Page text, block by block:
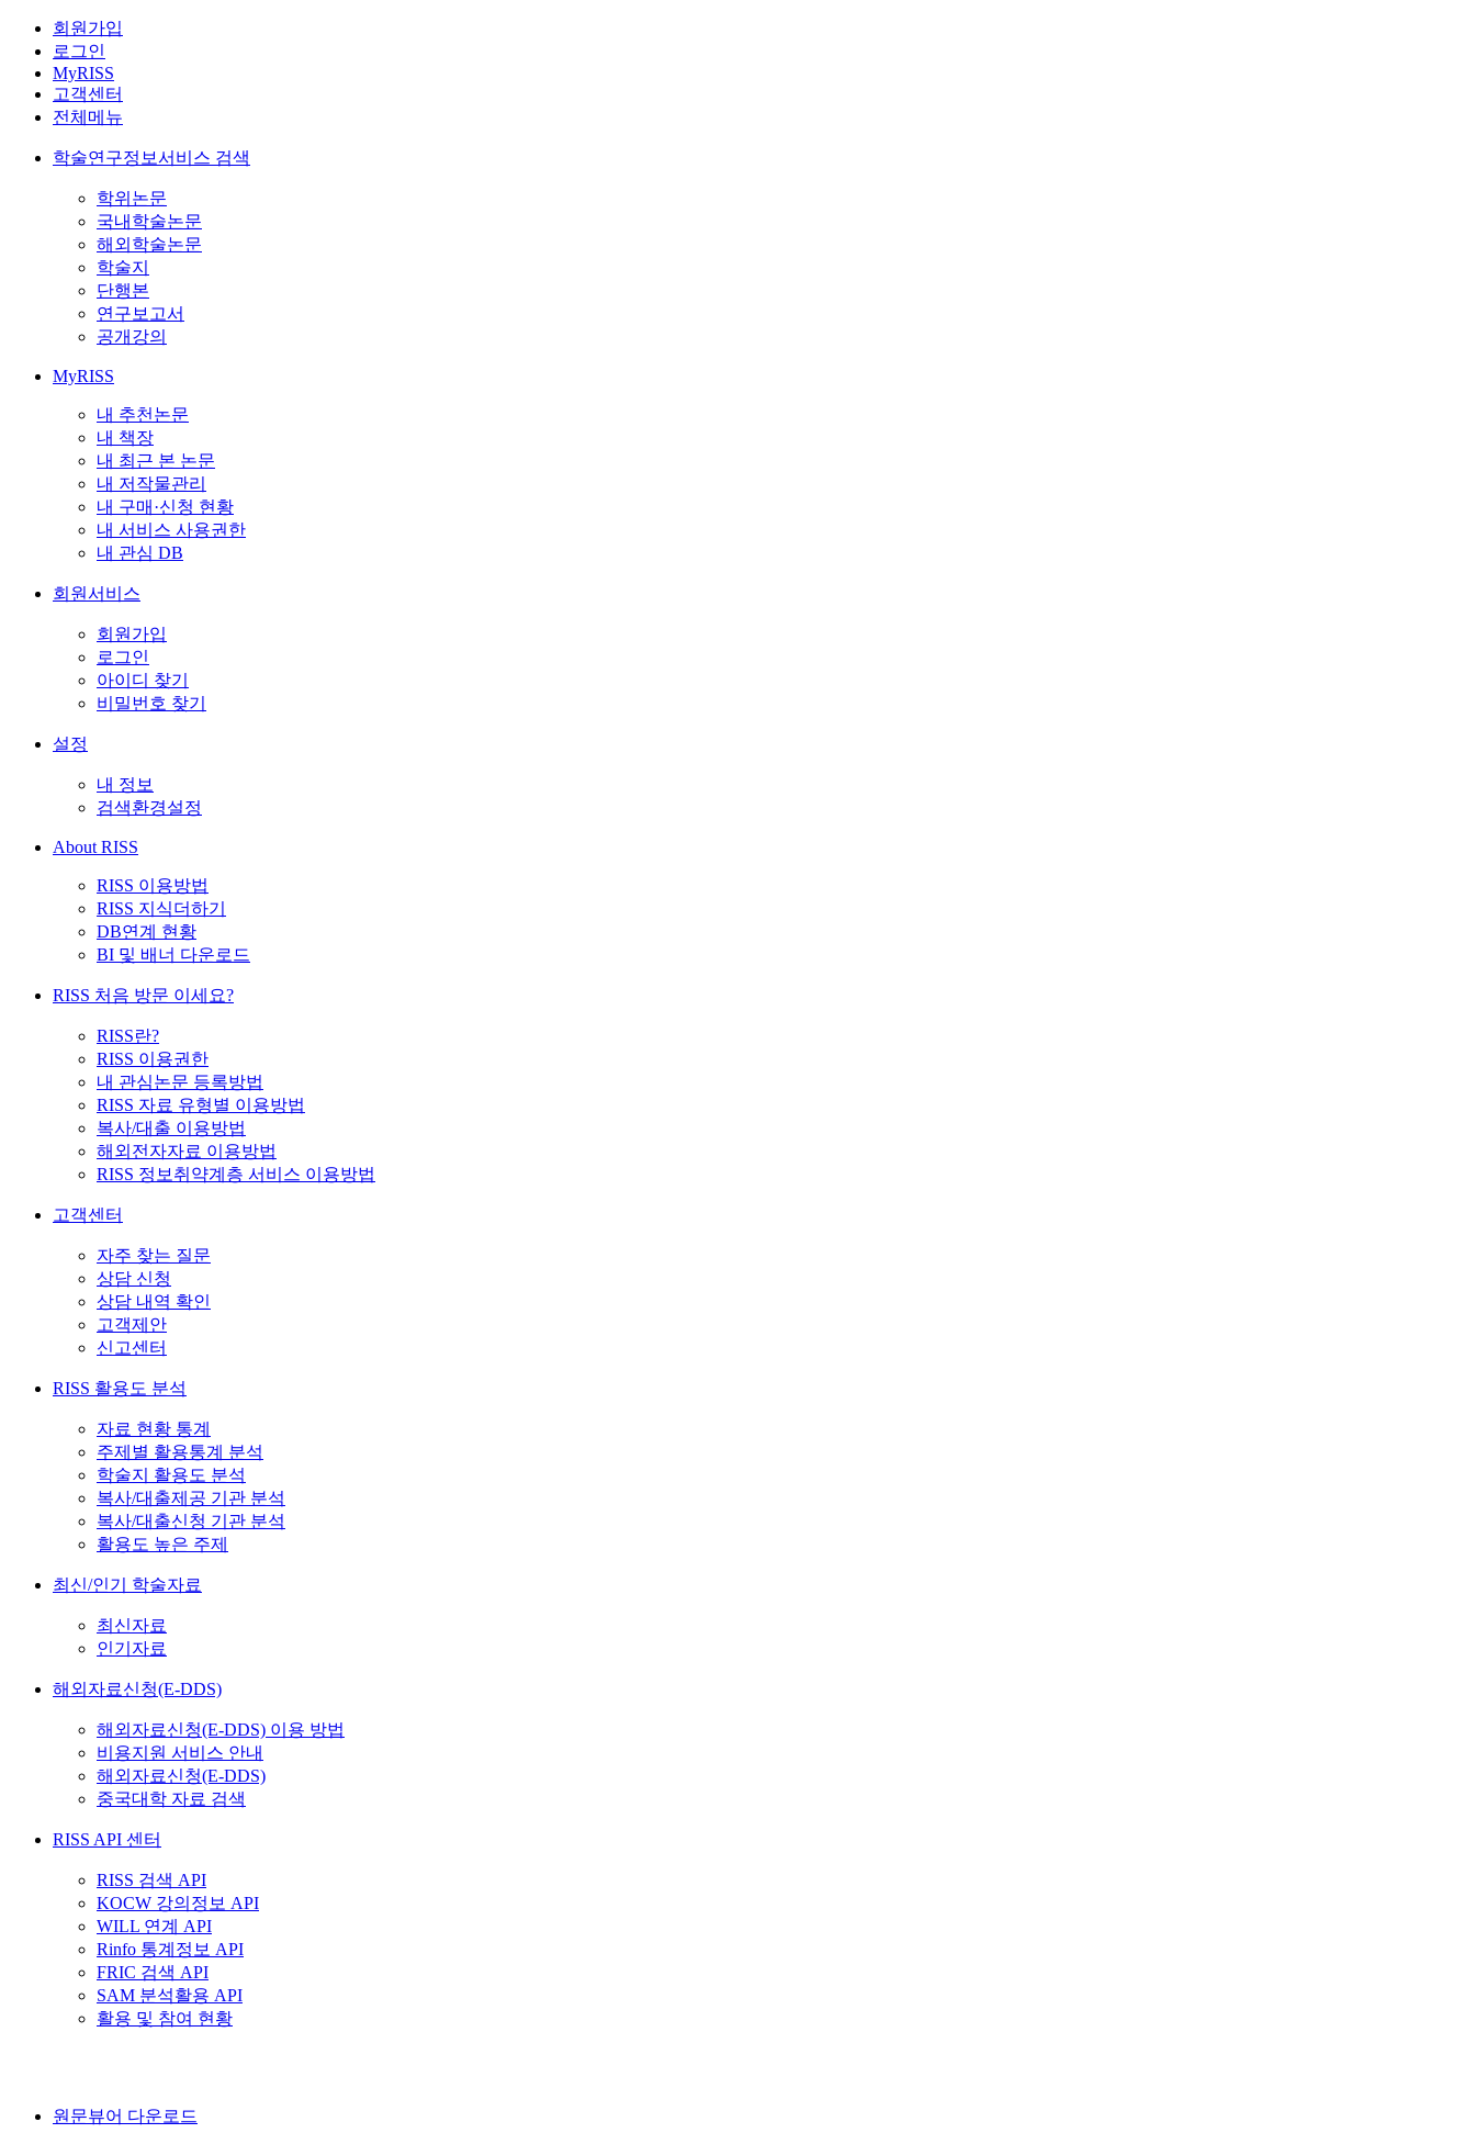
회원가입
로그인
MyRISS
고객센터
전체메뉴
학술연구정보서비스 검색
학위논문
국내학술논문
해외학술논문
학술지
단행본
연구보고서
공개강의
MyRISS
내 추천논문
내 책장
내 최근 본 논문
내 저작물관리
내 구매·신청 현황
내 서비스 사용권한
내 관심 DB
회원서비스
회원가입
로그인
아이디 찾기
비밀번호 찾기
설정
내 정보
검색환경설정
About RISS
RISS 이용방법
RISS 지식더하기
DB연계 현황
BI 및 배너 다운로드
RISS 처음 방문 이세요?
RISS란?
RISS 이용권한
내 관심논문 등록방법
RISS 자료 유형별 이용방법
복사/대출 이용방법
해외전자자료 이용방법
RISS 정보취약계층 서비스 이용방법
고객센터
자주 찾는 질문
상담 신청
상담 내역 확인
고객제안
신고센터
RISS 활용도 분석
자료 현황 통계
주제별 활용통계 분석
학술지 활용도 분석
복사/대출제공 기관 분석
복사/대출신청 기관 분석
활용도 높은 주제
최신/인기 학술자료
최신자료
인기자료
해외자료신청(E-DDS)
해외자료신청(E-DDS) 이용 방법
비용지원 서비스 안내
해외자료신청(E-DDS)
중국대학 자료 검색
RISS API 센터
RISS 검색 API
KOCW 강의정보 API
WILL 연계 API
Rinfo 통계정보 API
FRIC 검색 API
SAM 분석활용 API
활용 및 참여 현황
원문뷰어 다운로드